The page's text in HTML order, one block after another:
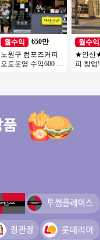
월수익
650만
노원구 컴포즈커피
오토운영 수익600 #
월수익
★안산
피 창업